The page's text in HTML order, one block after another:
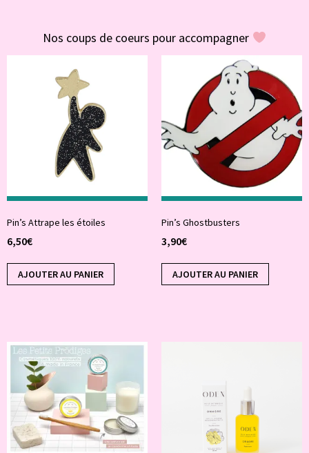
Nos coups de coeurs pour accompagner
Pin’s Attrape les étoiles
6,50€
AJOUTER AU PANIER
Pin’s Ghostbusters
3,90€
AJOUTER AU PANIER